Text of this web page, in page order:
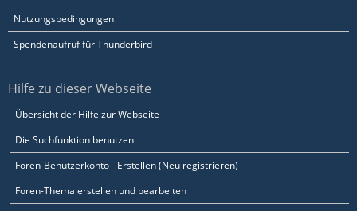
Nutzungsbedingungen
Spendenaufruf für Thunderbird
Hilfe zu dieser Webseite
Übersicht der Hilfe zur Webseite
Die Suchfunktion benutzen
Foren-Benutzerkonto - Erstellen (Neu registrieren)
Foren-Thema erstellen und bearbeiten